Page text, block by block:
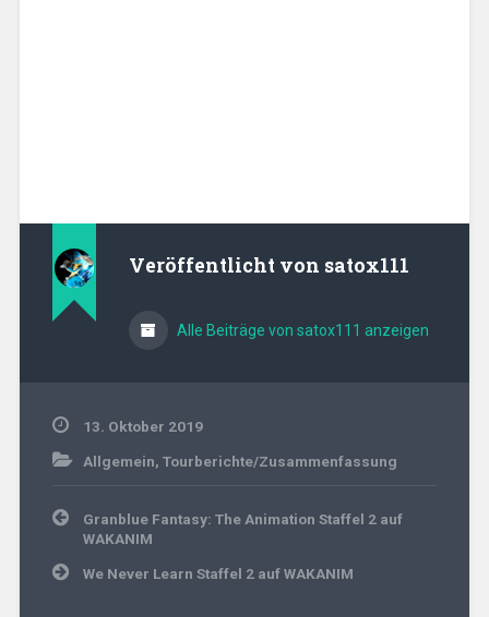
Veröffentlicht von satox111
Alle Beiträge von satox111 anzeigen
13. Oktober 2019
Allgemein, Tourberichte/Zusammenfassung
Beitragsnavigation
Granblue Fantasy: The Animation Staffel 2 auf
WAKANIM
We Never Learn Staffel 2 auf WAKANIM